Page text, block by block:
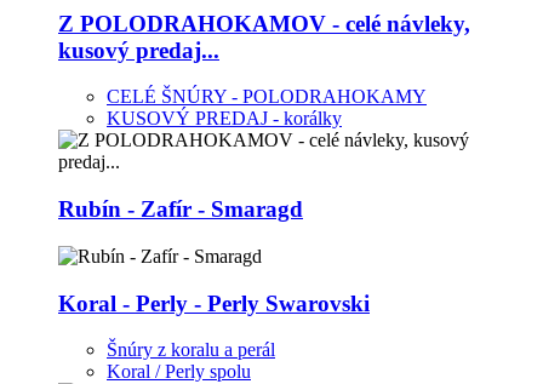
Z POLODRAHOKAMOV - celé návleky,
kusový predaj...
CELÉ ŠNÚRY - POLODRAHOKAMY
KUSOVÝ PREDAJ - korálky
Rubín - Zafír - Smaragd
Koral - Perly - Perly Swarovski
Šnúry z koralu a perál
Koral / Perly spolu